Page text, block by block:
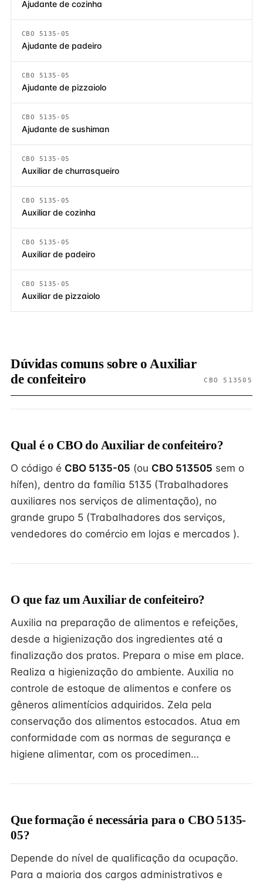
Ajudante de cozinha
CBO 5135-05
Ajudante de padeiro
CBO 5135-05
Ajudante de pizzaiolo
CBO 5135-05
Ajudante de sushiman
CBO 5135-05
Auxiliar de churrasqueiro
CBO 5135-05
Auxiliar de cozinha
CBO 5135-05
Auxiliar de padeiro
CBO 5135-05
Auxiliar de pizzaiolo
Dúvidas comuns sobre o Auxiliar
de confeiteiro
CBO 513505
Qual é o CBO do Auxiliar de confeiteiro?
O código é CBO 5135-05 (ou CBO 513505 sem o
hífen), dentro da família 5135 (Trabalhadores
auxiliares nos serviços de alimentação), no
grande grupo 5 (Trabalhadores dos serviços,
vendedores do comércio em lojas e mercados ).
O que faz um Auxiliar de confeiteiro?
Auxilia na preparação de alimentos e refeições,
desde a higienização dos ingredientes até a
finalização dos pratos. Prepara o mise em place.
Realiza a higienização do ambiente. Auxilia no
controle de estoque de alimentos e confere os
gêneros alimentícios adquiridos. Zela pela
conservação dos alimentos estocados. Atua em
conformidade com as normas de segurança e
higiene alimentar, com os procedimen…
Que formação é necessária para o CBO 5135-
05?
Depende do nível de qualificação da ocupação.
Para a maioria dos cargos administrativos e